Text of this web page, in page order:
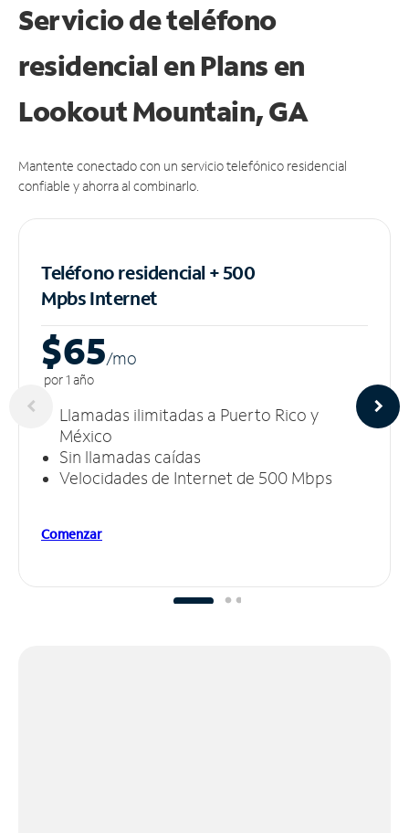
Servicio de teléfono
residencial en Plans en
Lookout Mountain, GA
Mantente conectado con un servicio telefónico residencial
confiable y ahorra al combinarlo.
Teléfono residencial + 500
MpbsInternet
$65/mo
por 1 año
Llamadas ilimitadas a Puerto Rico y
México
Sin llamadas caídas
Velocidades de Internet de 500 Mbps
Comenzar